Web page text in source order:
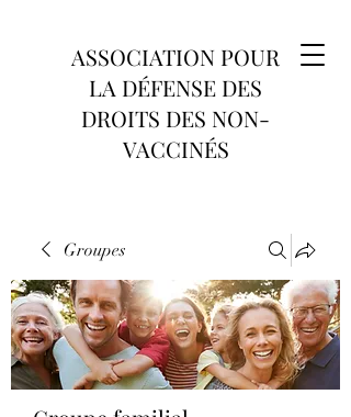
ASSOCIATION POUR
LA DÉFENSE DES
DROITS DES NON-
VACCINÉS
Groupes